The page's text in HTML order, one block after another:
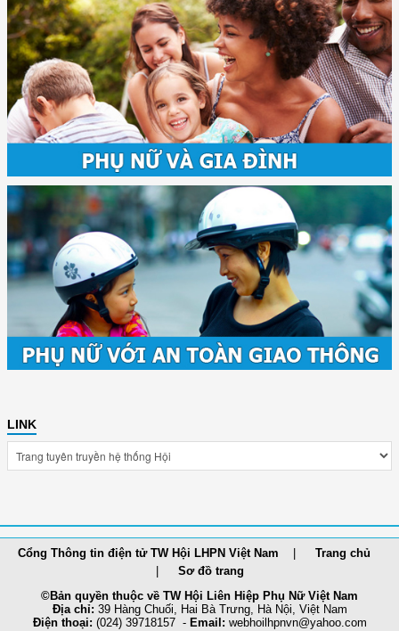
LINK
Cổng Thông tin điện tử TW Hội LHPN Việt Nam
Trang chủ
Sơ đồ trang
©Bản quyền thuộc về TW Hội Liên Hiệp Phụ Nữ Việt Nam
Địa chỉ: 39 Hàng Chuối, Hai Bà Trưng, Hà Nội, Việt Nam
Điện thoại: (024) 39718157 - Email: webhoilhpnvn@yahoo.com